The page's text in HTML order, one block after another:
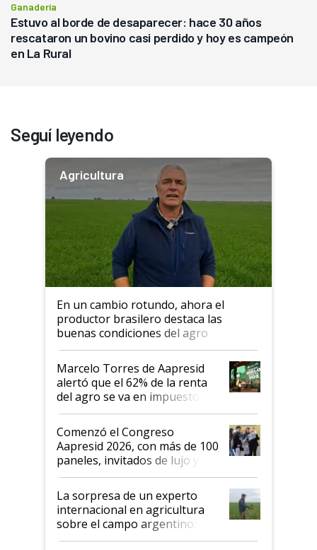
Ganadería
Estuvo al borde de desaparecer: hace 30 años
rescataron un bovino casi perdido y hoy es campeón
en La Rural
Seguí leyendo
Agricultura
En un cambio rotundo, ahora el
productor brasilero destaca las
buenas condiciones del agro
argentino para invertir: "Los veo
más motivados"
Marcelo Torres de Aapresid
alertó que el 62% de la renta
del agro se va en impuestos:
"No es bueno que en
Argentina se sigan discutiendo
las mismas cosas de hace 50
años"
Comenzó el Congreso
Aapresid 2026, con más de 100
paneles, invitados de lujo y
todas las tendencias
La sorpresa de un experto
internacional en agricultura
sobre el campo argentino:
"Estoy muy impresionado"